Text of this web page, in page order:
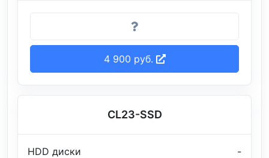
4 900 руб.
CL23-SSD
HDD диски -